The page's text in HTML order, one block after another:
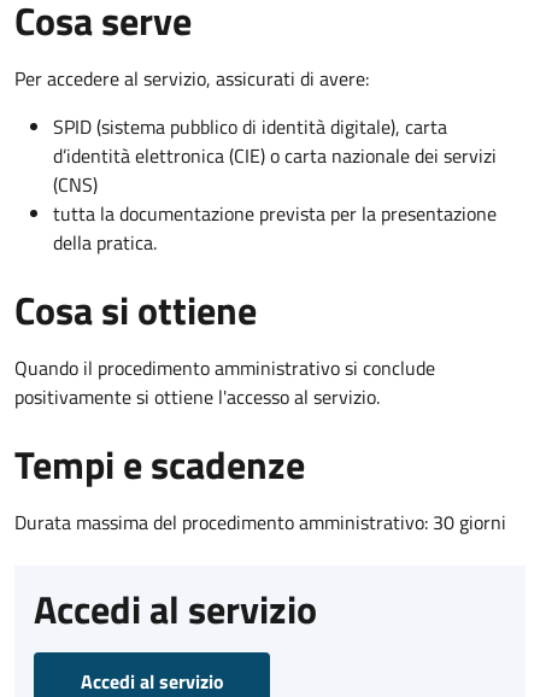
Cosa serve
Per accedere al servizio, assicurati di avere:
SPID (sistema pubblico di identità digitale), carta
d’identità elettronica (CIE) o carta nazionale dei servizi
(CNS)
tutta la documentazione prevista per la presentazione
della pratica.
Cosa si ottiene
Quando il procedimento amministrativo si conclude
positivamente si ottiene l'accesso al servizio.
Tempi e scadenze
Durata massima del procedimento amministrativo: 30 giorni
Accedi al servizio
Accedi al servizio